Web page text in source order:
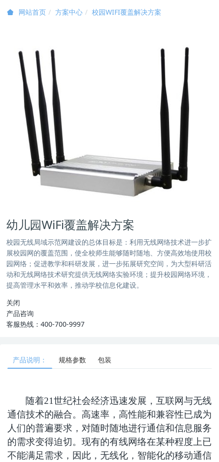
网站首页 方案中心 校园WIFI覆盖解决方案
幼儿园WiFi覆盖解决方案
校园无线局域示范网建设的总体目标是：利用无线网络技术进一步扩
展校园网的覆盖范围，使全校师生能够随时随地、方便高效地使用校
园网络；促进教学和科研发展，进一步拓展研究空间，为大型科研活
动和无线网络技术研究提供无线网络实验环境；提升校园网络环境，
提高管理水平和效率，推动学校信息化建设。
关闭
产品咨询
客服热线：400-700-9997
产品说明： 规格参数 包装
随着21世纪社会经济迅速发展，互联网与无线
通信技术的融合。高速率，高性能和兼容性已成为
人们的普遍要求，对随时随地进行通信和信息服务
的需求变得迫切。现有的有线网络在某种程度上已
不能满足需求，因此，无线化，智能化的移动通信